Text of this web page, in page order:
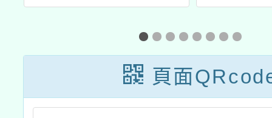
學校計畫-XR實
境教育創意大賞
競賽」
頁面